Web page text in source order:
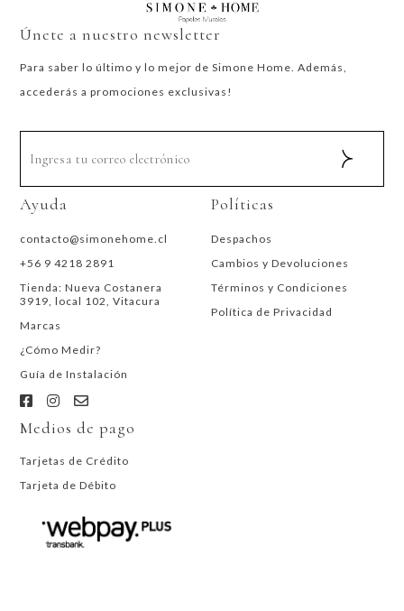
Únete a nuestro newsletter
Para saber lo último y lo mejor de Simone Home. Además,
accederás a promociones exclusivas!
Ayuda
contacto@simonehome.cl
+56 9 4218 2891
Tienda: Nueva Costanera
3919, local 102, Vitacura
Marcas
¿Cómo Medir?
Guía de Instalación
Políticas
Despachos
Cambios y Devoluciones
Términos y Condiciones
Política de Privacidad
Medios de pago
Tarjetas de Crédito
Tarjeta de Débito